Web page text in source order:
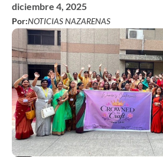
diciembre 4, 2025
Por:NOTICIAS NAZARENAS